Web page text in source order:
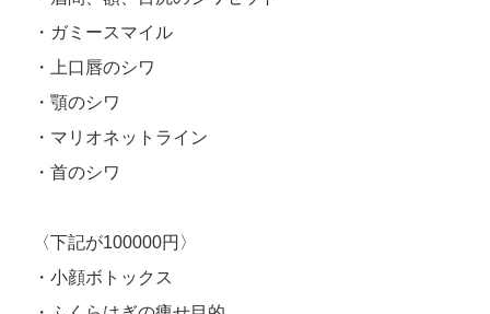
・ガミースマイル
・上口唇のシワ
・顎のシワ
・マリオネットライン
・首のシワ
〈下記が100000円〉
・小顔ボトックス